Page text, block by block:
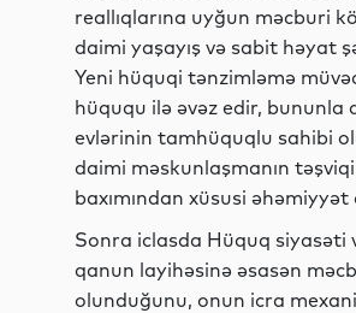
reallıqlarına uyğun məcburi
daimi yaşayış və sabit həyat
Yeni hüquqi tənzimləmə
hüququ ilə əvəz edir, bununla
evlərinin tamhüquqlu sahibi
daimi məskunlaşmanın
baxımından xüsusi əhəmiyyət
Sonra iclasda Hüquq siyasəti
qanun layihəsinə əsasən
olunduğunu, onun icra